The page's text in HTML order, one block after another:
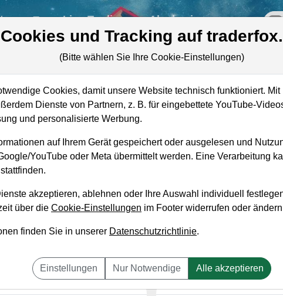
Live-Trading Akademie
zum Kaufen und Liegenlassen geeignet?
Cookies und Tracking auf
(Bitte wählen Sie Ihre Cookie-Einstellungen)
Cookies, damit unsere Website technisch funktioniert.
Dienste von Partnern, z. B. für eingebettete YouTube-
und personalisierte Werbung.
auf Ihrem Gerät gespeichert oder ausgelesen und
YouTube oder Meta übermittelt werden. Eine Verarbeitung
akzeptieren, ablehnen oder Ihre Auswahl individuell
über die Cookie-Einstellungen im Footer widerrufen oder
finden Sie in unserer Datenschutzrichtlinie.
Einstellungen Nur Notwendige Alle akzeptieren